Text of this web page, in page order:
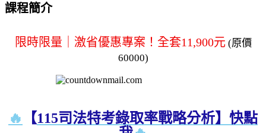
課程簡介
限時限量｜激省優惠專案！全套11,900元(原價
60000)
🔥 【115司法特考錄取率戰略分析】 快點